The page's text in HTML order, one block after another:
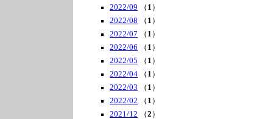
2022/09 （ 1 ）
2022/08 （ 1 ）
2022/07 （ 1 ）
2022/06 （ 1 ）
2022/05 （ 1 ）
2022/04 （ 1 ）
2022/03 （ 1 ）
2022/02 （ 1 ）
2021/12 （2 ）